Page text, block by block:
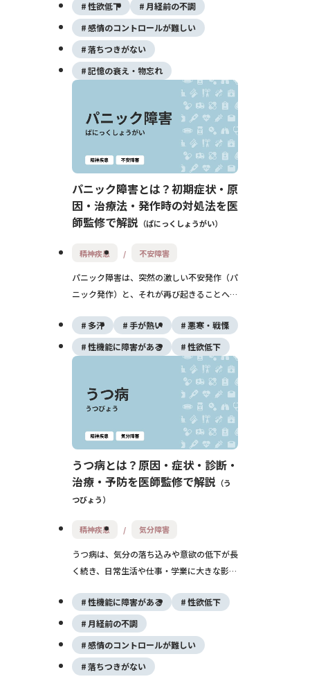
たすことがあります。適切な薬物療法と精神
療法によって、安定した生活を送ることが可
能です。
性欲低下
月経前の不調
感情のコントロールが難しい
落ちつきがない
記憶の衰え・物忘れ
パニック障害とは？初期症状・原
因・治療法・発作時の対処法を医
師監修で解説
ぱにっくしょうがい
精神疾患 不安障害
パニック障害は、突然の激しい不安発作（パ
ニック発作）と、それが再び起きることへの
です。外出困難や社会生活への支障をきたす
こともあり、薬物療法と認知行動療法による
治療が有効です。
多汗 手が熱い
悪寒・戦慄
性機能に障害がある
性欲低下
うつ病とは？原因・症状・診断・
治療・予防を医師監修で解説
う
つびょう
精神疾患 気分障害
うつ病は、気分の落ち込みや意欲の低下が長
く続き、日常生活や仕事・学業に大きな影響
「甘え」と誤解されることもありますが、脳
の働きやさまざまな要因が関係して発症する
病気であり、適切な治療を受けることで回復
が期待できます。 初期には「疲れが取れな
い」「眠れない」「何をしても楽しくない」
性機能に障害がある
性欲低下
月経前の不調
感情のコントロールが難しい
落ちつきがない